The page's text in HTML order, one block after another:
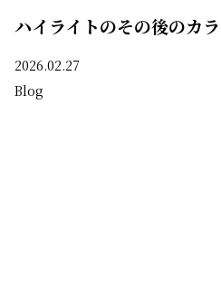
ハイライトのその後のカ
2026.02.27
Blog